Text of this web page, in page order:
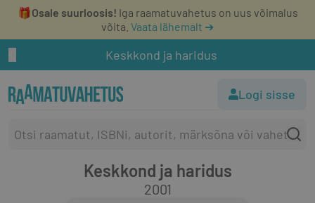
🎁Osale suurloosis! Iga raamatuvahetus on uus võimalus
võita. Vaata lähemalt ➔
Keskkond ja haridus
Logi sisse
Keskkond ja haridus
2001